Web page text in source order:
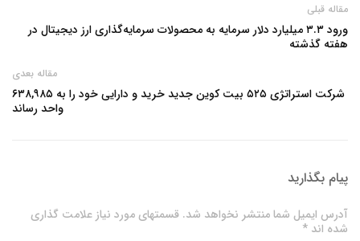
مقاله قبلی
ورود ۳.۳ میلیارد دلار سرمایه به محصولات سرمایه‌گذاری ارز دیجیتال در
هفته گذشته
مقاله بعدی
شرکت استراتژی ۵۲۵ بیت کوین جدید خرید و دارایی خود را به ۶۳۸,۹۸۵
واحد رساند
پیام بگذارید
آدرس ایمیل شما منتشر نخواهد شد. قسمتهای مورد نیاز علامت گذاری
شده اند *